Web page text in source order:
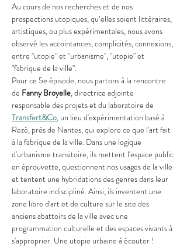
Au cours de nos recherches et de nos
prospections utopiques, qu’elles soient littéraires,
artistiques, ou plus expérimentales, nous avons
observé les accointances, complicités, connexions,
entre "utopie" et "urbanisme", "utopie" et
"fabrique de la ville".
Pour ce 5e épisode, nous partons à la rencontre
de Fanny Broyelle, directrice adjointe
responsable des projets et du laboratoire de
Transfert&Co, un lieu d'expérimentation basé à
Rezé, près de Nantes, qui explore ce que l'art fait
à la fabrique de la ville. Dans une logique
d'urbanisme transitoire, ils mettent l'espace public
en éprouvette, questionnent nos usages de la ville
et tentent une hybridations des genres dans leur
laboratoire indiscipliné. Ainsi, ils inventent une
zone libre d'art et de culture sur le site des
anciens abattoirs de la ville avec une
programmation culturelle et des espaces vivants à
s'approprier. Une utopie urbaine à écouter !